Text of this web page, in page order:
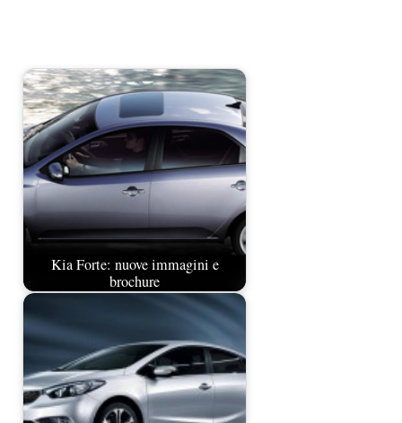
Kia Forte: nuove immagini e
brochure